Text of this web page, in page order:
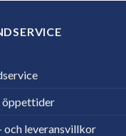
öppettider
och leveransvillkor